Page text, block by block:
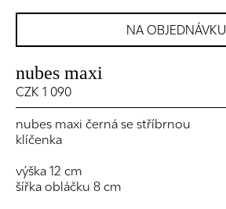
NA OBJEDNÁVKU
nubes maxi
CZK 1 090
nubes maxi černá se stříbrnou
klíčenka
výška 12 cm
šířka obláčku 8 cm